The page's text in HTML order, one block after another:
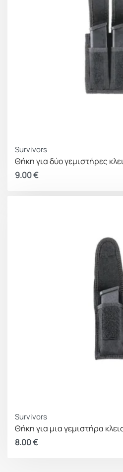
Survivors
Θήκη για δύο γεμιστήρες
9.00€
Survivors
Θήκη για μια γεμιστήρα
8.00€